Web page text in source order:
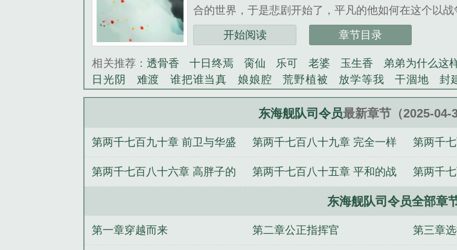
合的世界，于是悲剧开始了，平凡的他如何在这个以
《东海舰队司令员》是头皮暴多精心创作的科幻类小说
开始阅读 章节目录
相关推荐： 透骨香 十日终焉 脔仙 乐可 老婆 玉生香 弟弟为什么这
日光阴
难渡 谁把谁当真 娘娘腔 荒野植被 放学等我 干涸地 封
野
覆雨翻云 欲女封 野火 撒野 沁桃 提灯看刺刀 易感 折腰 桃
偷偷藏不住 商野周颂 针锋对决 原来我
惊华
金银花露 幸臣 混乱家庭派对 想抱你 她的半纱裙 夏寻无望
白鹭
帐中珠 青蛇缠腰 三人行 裴医生 青云红颜 难奴 恋爱日 折
露水芙蓉 老书屋免费阅读 女生
美国海军太平洋舰队司令 舰队司令是什么
亡
俄罗斯黑海舰队司令 锡诺普海战中与纳西莫夫汇合的舰队司令 舰队
东海舰队司令员最新章节（2025-04-
第两千七百九十章 前卫与华盛
顿起冲突
第两千七百八十九章 完全一样
的飞行怪物
第两千
第两千七百八十六章 高胖子的 第两千七百八十五章 平和的战 第两千
内部的
东海舰队司令员全部章
第一章穿越而来 第二章公正指挥官 第三章